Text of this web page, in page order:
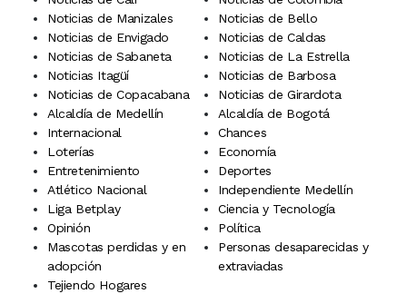
Noticias de Manizales
Noticias de Bello
Noticias de Envigado
Noticias de Caldas
Noticias de Sabaneta
Noticias de La Estrella
Noticias Itagüí
Noticias de Barbosa
Noticias de Copacabana
Noticias de Girardota
Alcaldía de Medellín
Alcaldía de Bogotá
Internacional
Chances
Loterías
Economía
Entretenimiento
Deportes
Atlético Nacional
Independiente Medellín
Liga Betplay
Ciencia y Tecnología
Opinión
Política
Mascotas perdidas y en
adopción
Personas desaparecidas y
extraviadas
Tejiendo Hogares